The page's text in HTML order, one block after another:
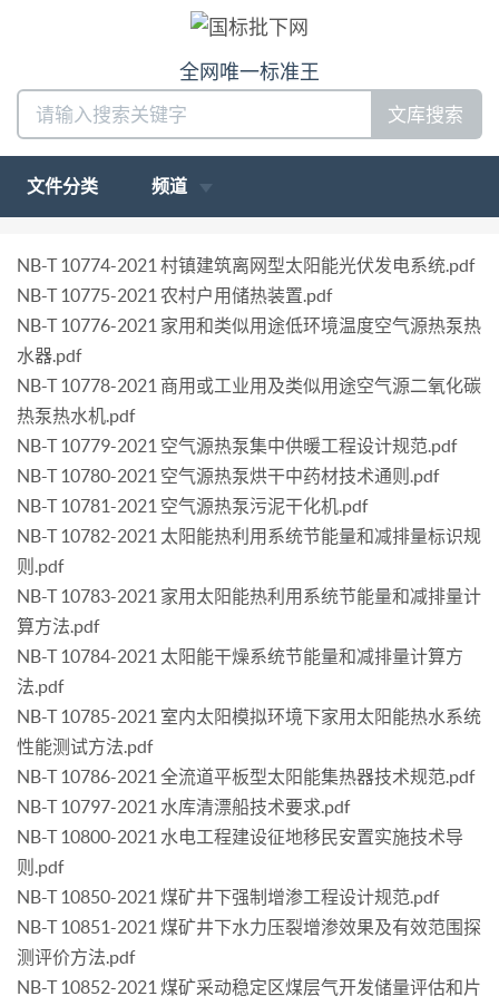
全网唯一标准王
文库搜索
文件分类 频道
NB-T 10774-2021 村镇建筑离网型太阳能光伏发电系统.pdf
NB-T 10775-2021 农村户用储热装置.pdf
NB-T 10776-2021 家用和类似用途低环境温度空气源热泵热
水器.pdf
NB-T 10778-2021 商用或工业用及类似用途空气源二氧化碳
热泵热水机.pdf
NB-T 10779-2021 空气源热泵集中供暖工程设计规范.pdf
NB-T 10780-2021 空气源热泵烘干中药材技术通则.pdf
NB-T 10781-2021 空气源热泵污泥干化机.pdf
NB-T 10782-2021 太阳能热利用系统节能量和减排量标识规
则.pdf
NB-T 10783-2021 家用太阳能热利用系统节能量和减排量计
算方法.pdf
NB-T 10784-2021 太阳能干燥系统节能量和减排量计算方
法.pdf
NB-T 10785-2021 室内太阳模拟环境下家用太阳能热水系统
性能测试方法.pdf
NB-T 10786-2021 全流道平板型太阳能集热器技术规范.pdf
NB-T 10797-2021 水库清漂船技术要求.pdf
NB-T 10800-2021 水电工程建设征地移民安置实施技术导
则.pdf
NB-T 10850-2021 煤矿井下强制增渗工程设计规范.pdf
NB-T 10851-2021 煤矿井下水力压裂增渗效果及有效范围探
测评价方法.pdf
NB-T 10852-2021 煤矿采动稳定区煤层气开发储量评估和片